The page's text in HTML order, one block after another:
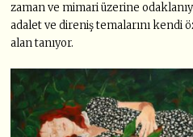
zaman ve mimari üzerine
adalet ve direniş temalarını kendi
alan tanıyor.